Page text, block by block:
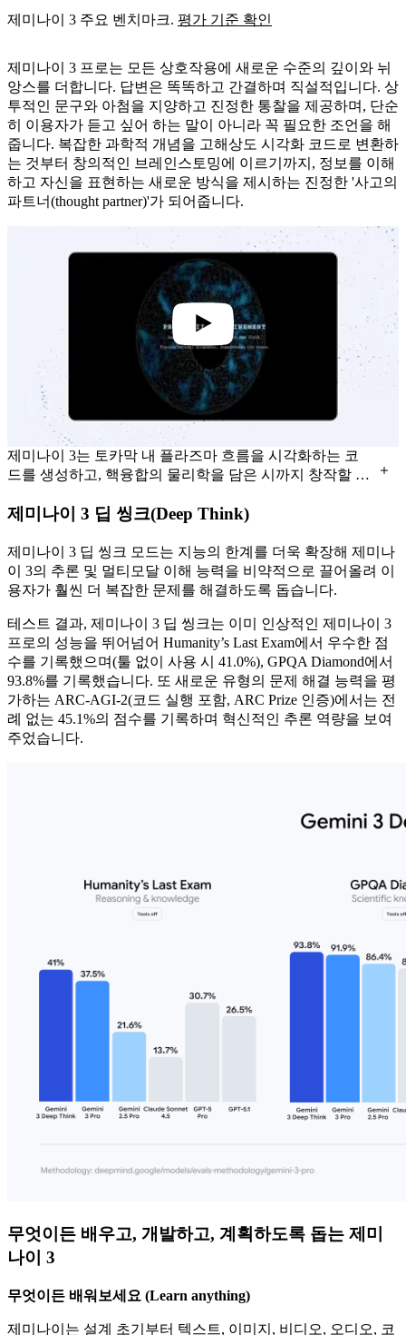
제미나이 3 주요 벤치마크. 평가 기준 확인
제미나이 3 프로는 모든 상호작용에 새로운 수준의 깊이와 뉘
앙스를 더합니다. 답변은 똑똑하고 간결하며 직설적입니다. 상
투적인 문구와 아첨을 지양하고 진정한 통찰을 제공하며, 단순
히 이용자가 듣고 싶어 하는 말이 아니라 꼭 필요한 조언을 해
줍니다. 복잡한 과학적 개념을 고해상도 시각화 코드로 변환하
는 것부터 창의적인 브레인스토밍에 이르기까지, 정보를 이해
하고 자신을 표현하는 새로운 방식을 제시하는 진정한 '사고의
파트너(thought partner)'가 되어줍니다.
0:55
제미나이 3는 토카막 내 플라즈마 흐름을 시각화하는 코
드를 생성하고, 핵융합의 물리학을 담은 시까지 창작할 수
제미나이 3 딥 씽크(Deep Think)
제미나이 3 딥 씽크 모드는 지능의 한계를 더욱 확장해 제미나
이 3의 추론 및 멀티모달 이해 능력을 비약적으로 끌어올려 이
용자가 훨씬 더 복잡한 문제를 해결하도록 돕습니다.
테스트 결과, 제미나이 3 딥 씽크는 이미 인상적인 제미나이 3
프로의 성능을 뛰어넘어 Humanity’s Last Exam에서 우수한 점
수를 기록했으며(툴 없이 사용 시 41.0%), GPQA Diamond에서
93.8%를 기록했습니다. 또 새로운 유형의 문제 해결 능력을 평
가하는 ARC-AGI-2(코드 실행 포함, ARC Prize 인증)에서는 전
례 없는 45.1%의 점수를 기록하며 혁신적인 추론 역량을 보여
주었습니다.
무엇이든 배우고, 개발하고, 계획하도록 돕는 제미
나이 3
무엇이든 배워보세요 (Learn anything)
제미나이는 설계 초기부터 텍스트, 이미지, 비디오, 오디오, 코